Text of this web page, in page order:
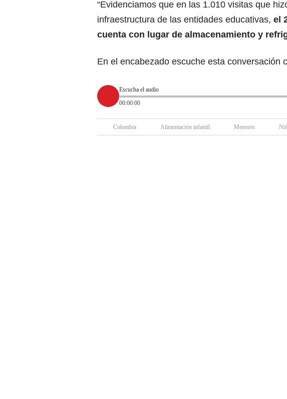
“Evidenciamos que en las 1.010 visitas que
infraestructura de las entidades educativas, el
cuenta con lugar de almacenamiento y
En el encabezado escuche esta conversación
Escucha el audio
00:00:00
Colombia Alimentación infantil Menores